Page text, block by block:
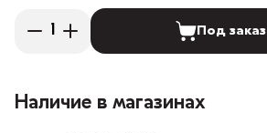
Под заказ
Наличие в магазинах